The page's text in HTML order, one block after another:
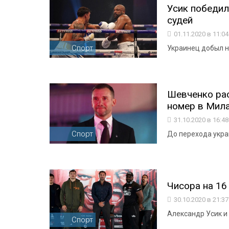
Спорт
Усик
судей
01.11.2020 в
Украинец добыл
Спорт
Шевченко
номер в
31.10.2020 в
До перехода
Спорт
Чисора на
30.10.2020 в
Александр Усик